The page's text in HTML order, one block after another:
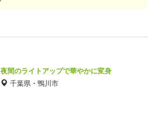
夜間のライトアップで華やかに変身
千葉県・鴨川市